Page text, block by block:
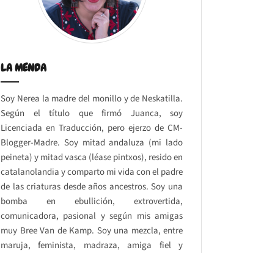
LA MENDA
Soy Nerea la madre del monillo y de Neskatilla.
Según el título que firmó Juanca, soy
Licenciada en Traducción, pero ejerzo de CM-
Blogger-Madre. Soy mitad andaluza (mi lado
peineta) y mitad vasca (léase pintxos), resido en
catalanolandia y comparto mi vida con el padre
de las criaturas desde años ancestros. Soy una
bomba en ebullición, extrovertida,
comunicadora, pasional y según mis amigas
muy Bree Van de Kamp. Soy una mezcla, entre
maruja, feminista, madraza, amiga fiel y